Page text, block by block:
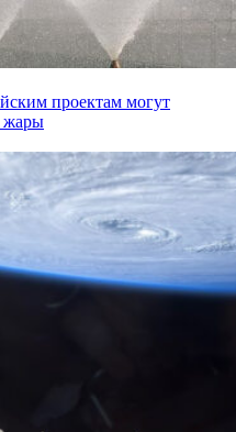
проектам могут
жары